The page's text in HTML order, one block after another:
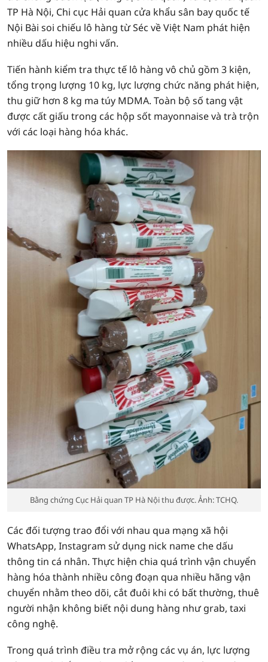
TP Hà Nội, Chi cục Hải quan cửa khẩu sân bay quốc tế
Nội Bài soi chiếu lô hàng từ Séc về Việt Nam phát hiện
nhiều dấu hiệu nghi vấn.
Tiến hành kiểm tra thực tế lô hàng vô chủ gồm 3 kiện,
tổng trọng lượng 10 kg, lực lượng chức năng phát hiện,
thu giữ hơn 8 kg ma túy MDMA. Toàn bộ số tang vật
được cất giấu trong các hộp sốt mayonnaise và trà trộn
với các loại hàng hóa khác.
Bằng chứng Cục Hải quan TP Hà Nội thu được. Ảnh: TCHQ.
Các đối tượng trao đổi với nhau qua mạng xã hội
WhatsApp, Instagram sử dụng nick name che dấu
thông tin cá nhân. Thực hiện chia quá trình vận chuyển
hàng hóa thành nhiều công đoạn qua nhiều hãng vận
chuyển nhằm theo dõi, cắt đuôi khi có bất thường, thuê
người nhận không biết nội dung hàng như grab, taxi
công nghệ.
Trong quá trình điều tra mở rộng các vụ án, lực lượng